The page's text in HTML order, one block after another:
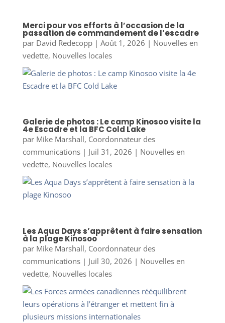
Merci pour vos efforts à l’occasion de la
passation de commandement de l’escadre
par David Redecopp| Août 1, 2026 | Nouvelles en
vedette, Nouvelles locales
Galerie de photos : Le camp Kinosoo visite la
4e Escadre et la BFC Cold Lake
par Mike Marshall, Coordonnateur des
communications| Juil 31, 2026 | Nouvelles en
vedette, Nouvelles locales
Les Aqua Days s’apprêtent à faire sensation
à la plage Kinosoo
par Mike Marshall, Coordonnateur des
communications| Juil 30, 2026 | Nouvelles en
vedette, Nouvelles locales